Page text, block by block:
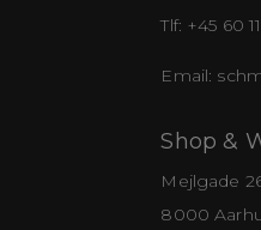
Tlf: +45 60
Email:
Shop &
Mejlgade
8000